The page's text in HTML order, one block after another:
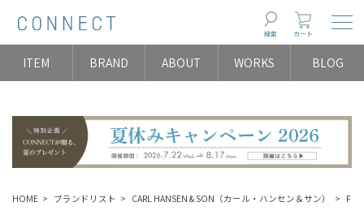
検索 カート
ITEM BRAND ABOUT WORKS BLOG
HOME ブランドリスト CARL HANSEN & SON（カール・ハンセン＆サン）